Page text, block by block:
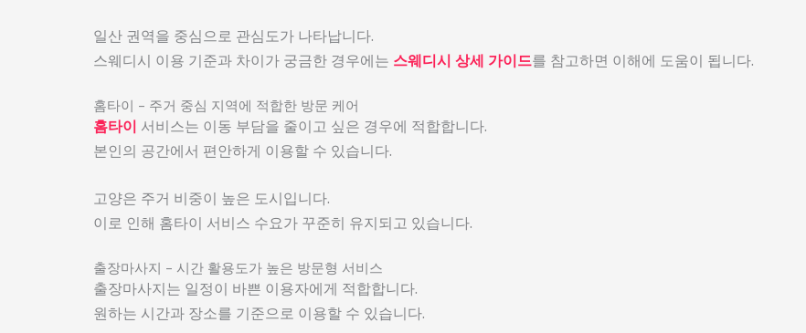
일산 권역을 중심으로 관심도가 나타납니다.
스웨디시 이용 기준과 차이가 궁금한 경우에는 스웨디시 상세 가이드를 참고하면 이해에 도움이 됩니다.
홈타이 – 주거 중심 지역에 적합한 방문 케어
홈타이 서비스는 이동 부담을 줄이고 싶은 경우에 적합합니다.
본인의 공간에서 편안하게 이용할 수 있습니다.
고양은 주거 비중이 높은 도시입니다.
이로 인해 홈타이 서비스 수요가 꾸준히 유지되고 있습니다.
출장마사지 – 시간 활용도가 높은 방문형 서비스
출장마사지는 일정이 바쁜 이용자에게 적합합니다.
원하는 시간과 장소를 기준으로 이용할 수 있습니다.